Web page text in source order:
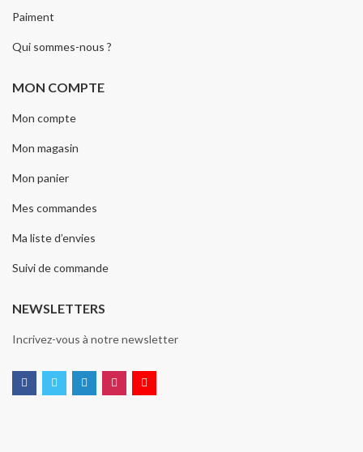
Paiment
Qui sommes-nous ?
MON COMPTE
Mon compte
Mon magasin
Mon panier
Mes commandes
Ma liste d’envies
Suivi de commande
NEWSLETTERS
Incrivez-vous à notre newsletter